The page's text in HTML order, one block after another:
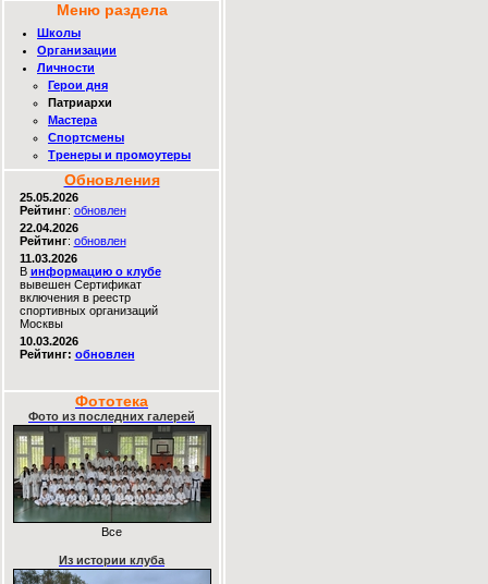
Меню раздела
Школы
Организации
Личности
Герои дня
Патриархи
Мастера
Спортсмены
Тренеры и промоутеры
Обновления
25.05.2026
Рейтинг: обновлен
22.04.2026
Рейтинг: обновлен
11.03.2026
В информацию о клубе
вывешен Сертификат
включения в реестр
спортивных организаций
Москвы
10.03.2026
Рейтинг: обновлен
Фототека
Фото из последних галерей
Все
Из истории клуба